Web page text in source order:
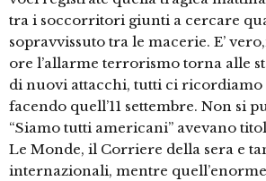
tra i soccorritori giunti a cercare
sopravvissuto tra le macerie. E’
ore l’allarme terrorismo torna alle
di nuovi attacchi, tutti ci ricordiamo
facendo quell’11 settembre. Non si
“Siamo tutti americani” avevano
Le Monde, il Corriere della sera e
internazionali, mentre